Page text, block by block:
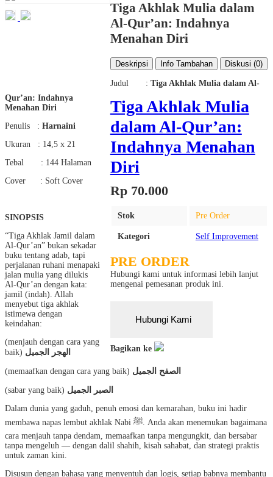
Tiga Akhlak Mulia
dalam Al-Qur’an:
Indahnya Menahan
Diri
Rp 70.000
Stok Pre Order
Kategori Self Improvement
PRE ORDER
Hubungi kami untuk informasi lebih lanjut
mengenai pemesanan produk ini.
Hubungi Kami
Bagikan ke
Tiga Akhlak Mulia dalam
Al-Qur’an: Indahnya
Menahan Diri
Deskripsi Info Tambahan Diskusi (0)
Judul : Tiga Akhlak Mulia dalam Al-
Qur’an: Indahnya
Menahan Diri
Penulis : Harnaini
Ukuran : 14,5 x 21
Tebal : 144 Halaman
Cover : Soft Cover
SINOPSIS
“Tiga Akhlak Jamil dalam
Al-Qur’an” bukan sekadar
buku tentang adab, tapi
perjalanan ruhani menapaki
jalan mulia yang dilukis
Al-Qur’an dengan kata:
jamil (indah). Allah
menyebut tiga akhlak
istimewa dengan
keindahan:
(menjauh dengan cara yang
baik) الهجر الجميل
(memaafkan dengan cara yang baik) الصفح الجميل
(sabar yang baik) الصبر الجميل
Dalam dunia yang gaduh, penuh emosi dan kemarahan, buku ini hadir
membawa napas lembut akhlak Nabi ﷺ. Anda akan menemukan bagaimana
cara menjauh tanpa dendam, memaafkan tanpa mengungkit, dan bersabar
tanpa mengeluh — dengan dalil shahih, kisah sahabat, dan strategi praktis
untuk zaman kini.
Disusun dengan bahasa yang menyentuh dan logis, setiap babnya membantu